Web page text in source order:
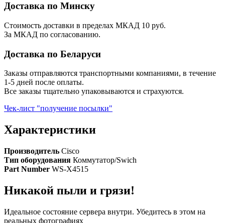
Доставка по Минску
Стоимость доставки в пределах МКАД 10 руб.
За МКАД по согласованию.
Доставка по Беларуси
Заказы отправляются транспортными компаниями, в течение
1-5 дней после оплаты.
Все заказы тщательно упаковываются и страхуются.
Чек-лист "получение посылки"
Характеристики
Производитель Cisco
Тип оборудования Коммутатор/Swich
Part Number WS-X4515
Никакой пыли и грязи!
Идеальное состояние сервера внутри. Убедитесь в этом на
реальных фотографиях